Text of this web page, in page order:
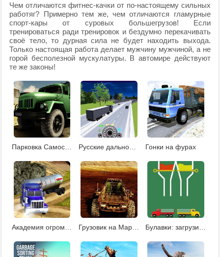
Чем отличаются фитнес-качки от по-настоящему сильных
работяг? Примерно тем же, чем отличаются гламурные
спорт-кары от суровых большегрузов! Если
тренироваться ради тренировок и бездумно перекачивать
своё тело, то дурная сила не будет находить выхода.
Только настоящая работа делает мужчину мужчиной, а не
горой бесполезной мускулатуры. В автомире действуют
те же законы!
Парковка Самосвалов Русские дальнобойщики Гонки на фурах
Грузовик на Марсе